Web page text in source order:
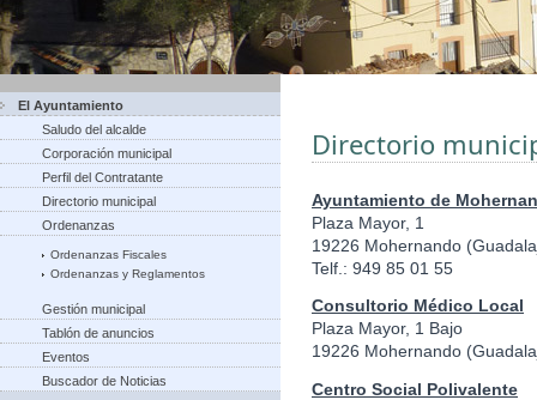
El Ayuntamiento
Saludo del alcalde
Corporación municipal
Perfil del Contratante
Directorio municipal
Ordenanzas
Ordenanzas Fiscales
Ordenanzas y Reglamentos
Gestión municipal
Tablón de anuncios
Eventos
Buscador de Noticias
Directorio
Ayuntamiento de
Plaza Mayor, 1
19226 Mohernando
Telf.: 949 85 01 55
Consultorio Médico Local
Plaza Mayor, 1 Bajo
19226 Mohernando
Centro Social Polivalente